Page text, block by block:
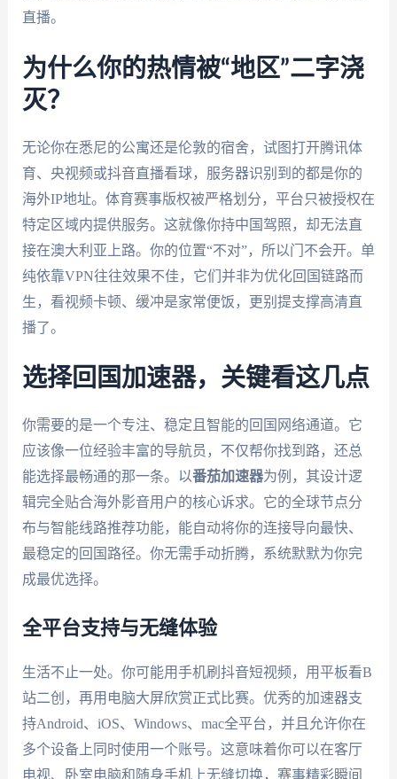
直播。
为什么你的热情被“地区”二字浇
灭？
无论你在悉尼的公寓还是伦敦的宿舍，试图打开腾讯体
育、央视频或抖音直播看球，服务器识别到的都是你的
海外IP地址。体育赛事版权被严格划分，平台只被授权在
特定区域内提供服务。这就像你持中国驾照，却无法直
接在澳大利亚上路。你的位置“不对”，所以门不会开。单
纯依靠VPN往往效果不佳，它们并非为优化回国链路而
生，看视频卡顿、缓冲是家常便饭，更别提支撑高清直
播了。
选择回国加速器，关键看这几点
你需要的是一个专注、稳定且智能的回国网络通道。它
应该像一位经验丰富的导航员，不仅帮你找到路，还总
能选择最畅通的那一条。以番茄加速器为例，其设计逻
辑完全贴合海外影音用户的核心诉求。它的全球节点分
布与智能线路推荐功能，能自动将你的连接导向最快、
最稳定的回国路径。你无需手动折腾，系统默默为你完
成最优选择。
全平台支持与无缝体验
生活不止一处。你可能用手机刷抖音短视频，用平板看B
站二创，再用电脑大屏欣赏正式比赛。优秀的加速器支
持Android、iOS、Windows、mac全平台，并且允许你在
多个设备上同时使用一个账号。这意味着你可以在客厅
电视、卧室电脑和随身手机上无缝切换，赛事精彩瞬间